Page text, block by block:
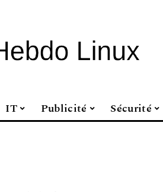
IT Publicité Sécurité